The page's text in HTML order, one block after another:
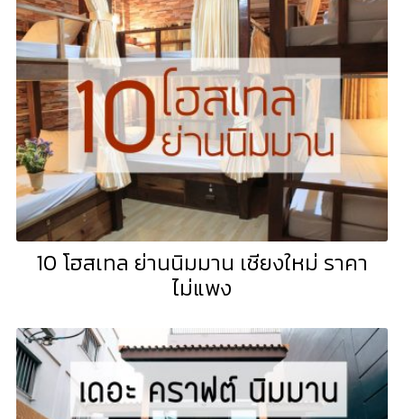
10 โฮสเทล ย่านนิมมาน เชียงใหม่ ราคา
ไม่แพง